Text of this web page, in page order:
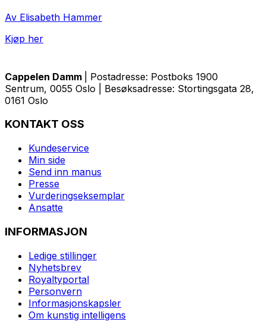
Av Elisabeth Hammer
Kjøp her
Cappelen Damm
| Postadresse: Postboks 1900
Sentrum, 0055 Oslo | Besøksadresse: Stortingsgata 28,
0161 Oslo
KONTAKT OSS
Kundeservice
Min side
Send inn manus
Presse
Vurderingseksemplar
Ansatte
INFORMASJON
Ledige stillinger
Nyhetsbrev
Royaltyportal
Personvern
Informasjonskapsler
Om kunstig intelligens